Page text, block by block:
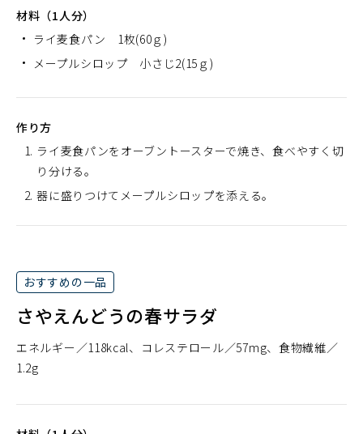
材料（1人分）
ライ麦食パン 1枚(60ｇ)
メープルシロップ 小さじ2(15ｇ)
作り方
ライ麦食パンをオーブントースターで焼き、食べやすく切
り分ける。
器に盛りつけてメープルシロップを添える。
さやえんどうの春サラダ
おすすめの一品
エネルギー 118kcal コレステロール 57mg
食物繊維
1.2g